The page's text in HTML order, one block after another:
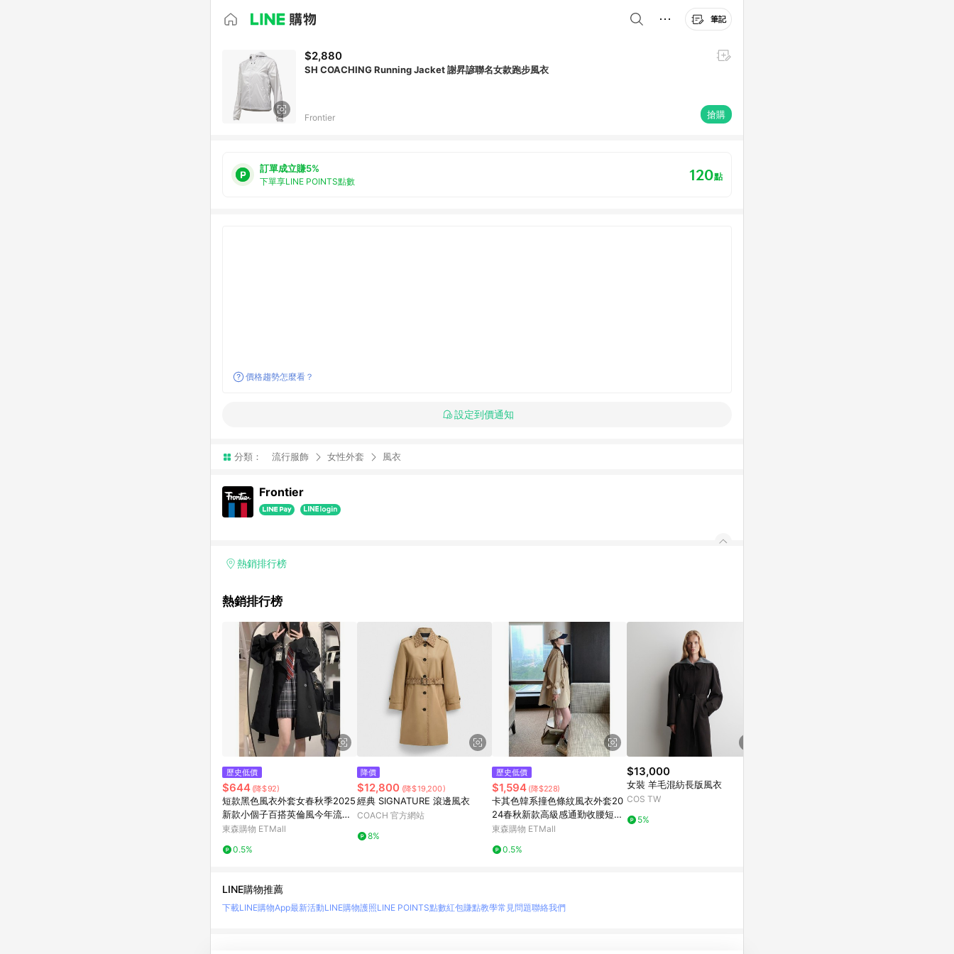
筆記
$2,880
SH COACHING Running Jacket 謝昇諺聯名女款跑步風衣
Frontier 搶購
訂單成立賺5%
下單享LINE POINTS點數 120點
價格趨勢怎麼看？
設定到價通知
分類： 流行服飾 女性外套 風衣
Frontier
熱銷排行榜
熱銷排行榜
歷史低價
$644 (降$92)
短款黑色風衣外套女春秋季2025
新款小個子百搭英倫風今年流行
大衣
東森購物 ETMall
0.5%
降價
$12,800 (降$19,200)
經典 SIGNATURE 滾邊風衣
COACH 官方網站
8%
歷史低價
$1,594 (降$228)
卡其色韓系撞色條紋風衣外套20
24春秋新款高級感通勤收腰短款
大衣
東森購物 ETMall
0.5%
$13,000
女裝 羊毛混紡長版風衣
COS TW
5%
LINE購物推薦
下載LINE購物App最新活動LINE購物護照LINE POINTS點數紅包賺點教學常見問題聯絡我們